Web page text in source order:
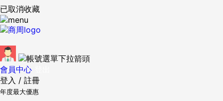
已取消收藏
會員中心
登入 / 註冊
年度最大優惠